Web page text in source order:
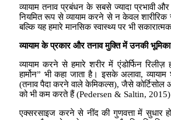
व्यायाम तनाव प्रबंधन के सबसे ज्यादा प्रभावी
नियमित रूप से व्यायाम करने से न केवल शारीरिक
बल्कि यह हमारे मानसिक स्वास्थ्य पर भी
व्यायाम के प्रकार और तनाव मुक्ति में उनकी भूमिका
व्यायाम करने से हमारे शरीर में एंडोर्फिन
हार्मोन” भी कहा जाता है। इसके अलावा,
(तनाव पैदा करने वाले केमिकल्स), जैसे कोर्टिसोल
को भी कम करते हैं (Pedersen & Saltin,
एक्सरसाइज करने से नींद की गुणवत्ता में सुधार